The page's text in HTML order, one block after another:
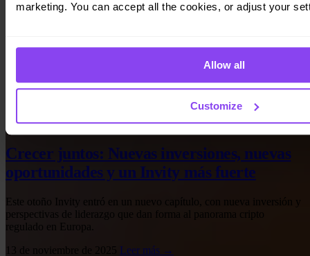
marketing. You can accept all the cookies, or adjust your
Allow all
Customize
Novedades de Invity
Crecer juntos: Nuevas inversiones, nuevas
oportunidades y un Invity más fuerte
Este otoño Invity entró en un nuevo capítulo, con nueva inversión y
perspectivas de liderazgo que dan forma al panorama cripto
regulado en Europa.
13 de noviembre de 2025 Leer más →